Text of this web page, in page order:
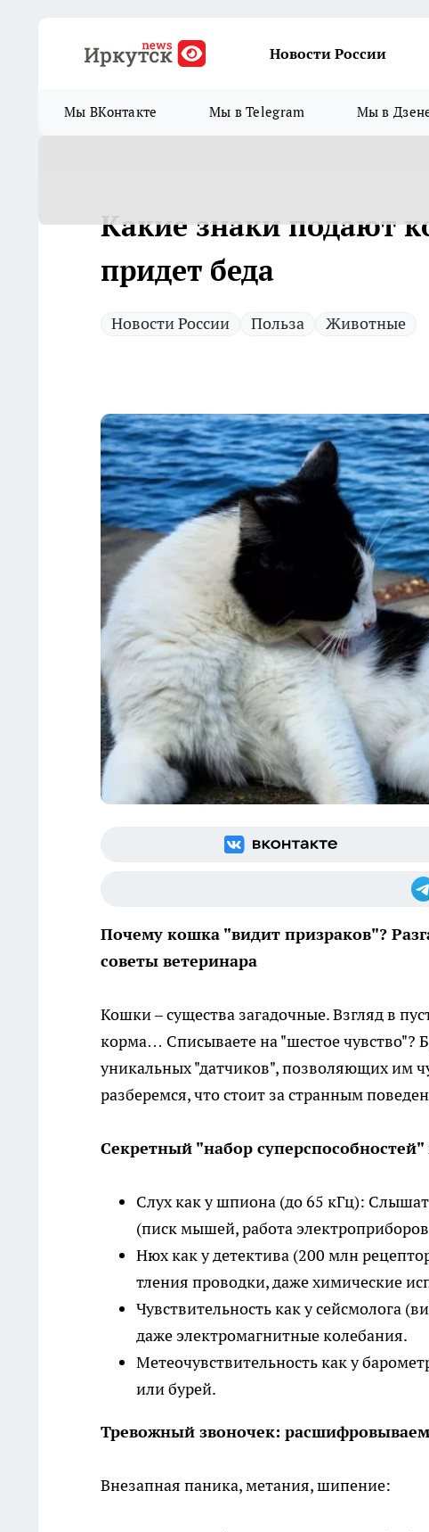
Новости России
Мы ВКонтакте Мы в Telegram Мы в
Какие знаки подают
придет беда
Новости России Польза Животные
Почему кошка "видит призраков"?
советы ветеринара
Кошки – существа загадочные. Взгляд в
корма… Списываете на "шестое чувство"?
уникальных "датчиков", позволяющих им
разберемся, что стоит за странным
Секретный "набор
Слух как у шпиона (до 65 кГц):
(писк мышей, работа
Нюх как у детектива (200 млн
тления проводки, даже химические
Чувствительность как у сейсмолога
даже электромагнитные колебания.
Метеочувствительность как у
или бурей.
Тревожный звоночек:
Внезапная паника, метания, шипение: